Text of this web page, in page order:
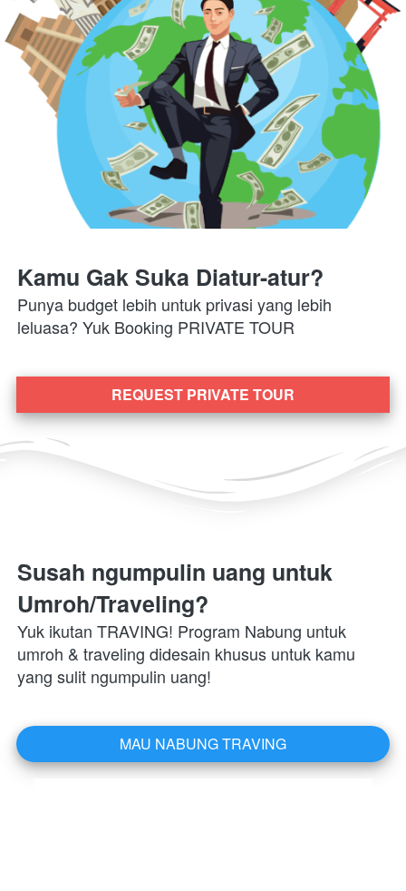
Kamu Gak Suka Diatur-atur?
Punya budget lebih untuk privasi yang lebih
leluasa? Yuk Booking PRIVATE TOUR
`REQUEST PRIVATE TOUR
Susah ngumpulin uang untuk
Umroh/Traveling?
Yuk ikutan TRAVING! Program Nabung untuk
umroh & traveling didesain khusus untuk kamu
yang sulit ngumpulin uang!
`MAU NABUNG TRAVING